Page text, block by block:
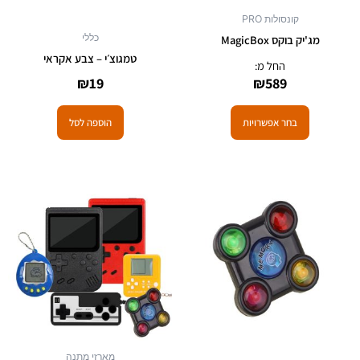
קונסולות PRO
מג'יק בוקס MagicBox
החל מ:
₪589
בחר אפשרויות
בעמוד
המוצר
כללי
טמגוצ׳י – צבע אקראי
₪19
הוספה לסל
מארזי מתנה
זה
יש
מספר
סוגים.
ניתן
לבחור
את